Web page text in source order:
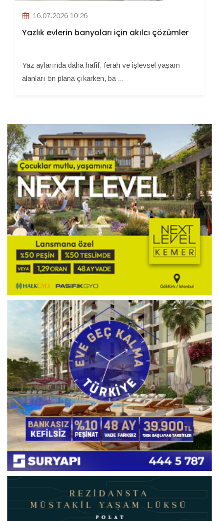
16.07.2026 10:26
Yazlık evlerin banyoları için akılcı çözümler
Yaz aylarında daha hafif, ferah ve işlevsel yaşam
alanları ön plana çıkarken, ba ...